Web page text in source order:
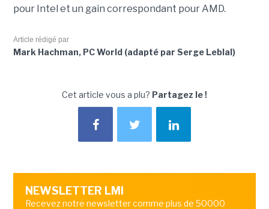
pour Intel et un gain correspondant pour AMD.
Article rédigé par
Mark Hachman, PC World (adapté par Serge Leblal)
Cet article vous a plu? Partagez le !
NEWSLETTER LMI
Recevez notre newsletter comme plus de 50000